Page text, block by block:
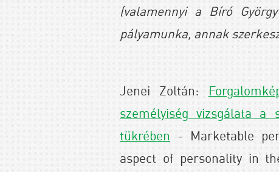
(valamennyi a Bíró
pályamunka, annak
Jenei Zoltán:
személyiség vizsgálata a
tükrében- Marketable
aspect of personality in